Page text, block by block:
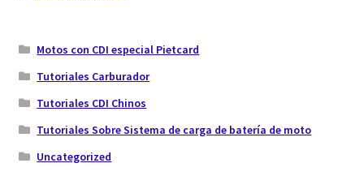
Motos con CDI especial Pietcard
Tutoriales Carburador
Tutoriales CDI Chinos
Tutoriales Sobre Sistema de carga de batería de moto
Uncategorized